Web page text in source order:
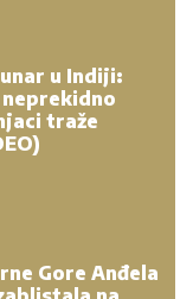
u Indiji:
traže
Gore Anđela